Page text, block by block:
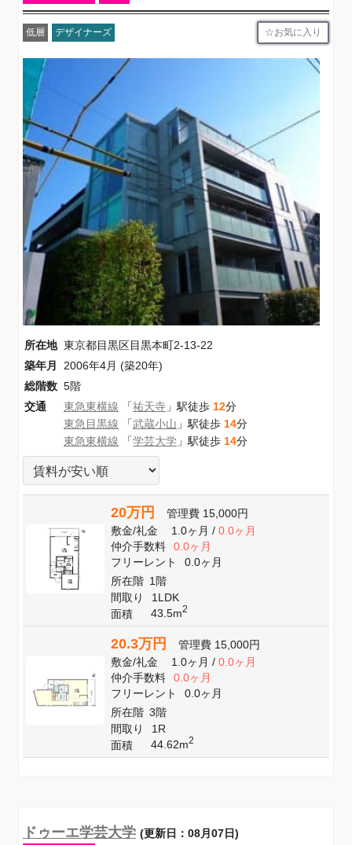
低層 デザイナーズ お気に入り
所在地 東京都目黒区目黒本町2-13-22
築年月
2006年4月 (築20年)
総階数 5階
交通
東急東横線 「祐天寺 」駅徒歩 12分
東急目黒線 「武蔵小山 」駅徒歩 14分
東急東横線 「学芸大学 」駅徒歩 14分
20万円 管理費 15,000円
敷金/礼金 1.0ヶ月/ 0.0ヶ月
仲介手数料
0.0ヶ月
フリーレント
0.0ヶ月
所在階 1階
間取り
1LDK
面積
43.5m2
20.3万円 管理費 15,000円
敷金/礼金 1.0ヶ月/ 0.0ヶ月
仲介手数料
0.0ヶ月
フリーレント
0.0ヶ月
所在階 3階
間取り
1R
面積
44.62m2
ドゥーエ学芸大学 (更新日：08月07日)